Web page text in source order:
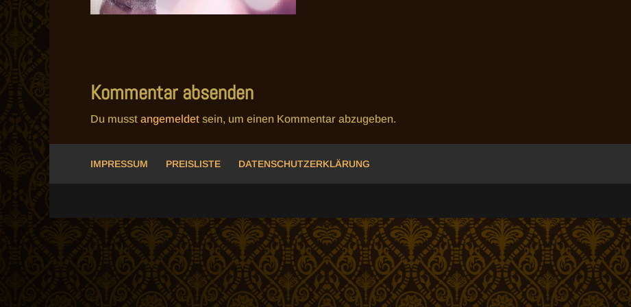
Kommentar absenden
Du musst angemeldet sein, um einen Kommentar abzugeben.
IMPRESSUM PREISLISTE DATENSCHUTZERKLÄRUNG